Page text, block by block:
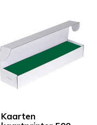
Kaarten